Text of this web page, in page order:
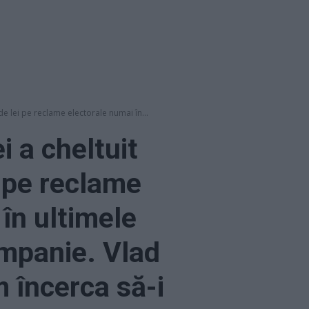
lei pe reclame electorale numai în...
a cheltuit
reclame
ultimele
Vlad
încerca să-i